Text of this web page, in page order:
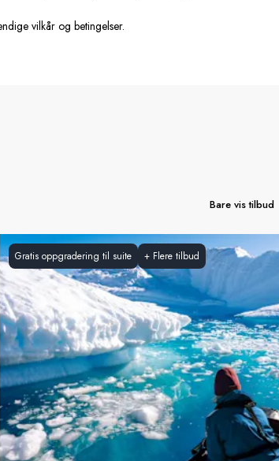
vilkår og betingelser.
Bare vis tilbud
Gratis oppgradering til suite + Flere tilbud